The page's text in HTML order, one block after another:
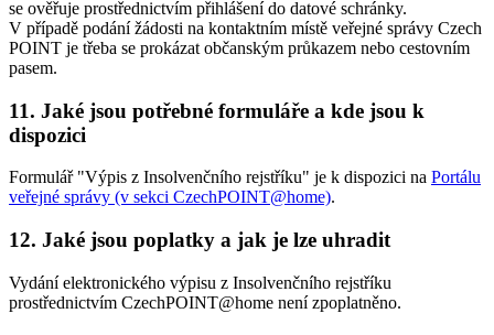
se ověřuje prostřednictvím přihlášení do datové schránky.
V případě podání žádosti na kontaktním místě veřejné správy Czech
POINT je třeba se prokázat občanským průkazem nebo cestovním
pasem.
11. Jaké jsou potřebné formuláře a kde jsou k
dispozici
Formulář "Výpis z Insolvenčního rejstříku" je k dispozici na Portálu
veřejné správy (v sekci CzechPOINT@home).
12. Jaké jsou poplatky a jak je lze uhradit
Vydání elektronického výpisu z Insolvenčního rejstříku
prostřednictvím CzechPOINT@home není zpoplatněno.